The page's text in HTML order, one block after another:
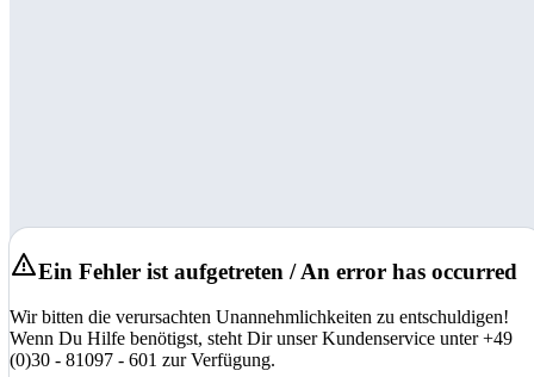
Ein Fehler ist aufgetreten / An error has occurred
Wir bitten die verursachten Unannehmlichkeiten zu entschuldigen!
Wenn Du Hilfe benötigst, steht Dir unser Kundenservice unter +49
(0)30 - 81097 - 601 zur Verfügung.